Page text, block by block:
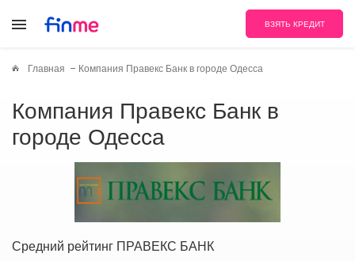
ВЗЯТЬ КРЕДИТ
Главная Компания Правекс Банк в городе Одесса
Компания Правекс Банк в
городе Одесса
Средний рейтинг ПРАВЕКС БАНК